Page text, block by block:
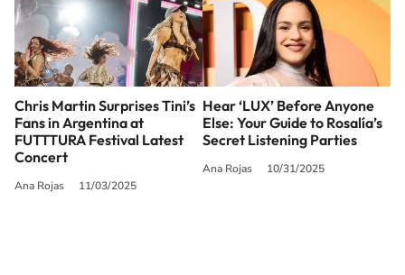
Chris Martin Surprises Tini’s
Fans in Argentina at
FUTTTURA Festival Latest
Concert
Ana Rojas 11/03/2025
Hear ‘LUX’ Before Anyone
Else: Your Guide to Rosalía’s
Secret Listening Parties
Ana Rojas 10/31/2025